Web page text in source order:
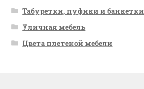
Табуретки, пуфики и банкетки
Уличная мебель
Цвета плетеной мебели